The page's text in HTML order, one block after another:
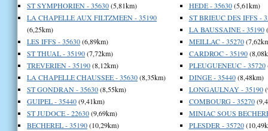
ST SYMPHORIEN - 35630(5,81km)
LA CHAPELLE AUX FILTZMEEN - 35190
(6,25km)
LES IFFS - 35630(6,89km)
ST THUAL - 35190(7,72km)
TREVERIEN - 35190(8,12km)
LA CHAPELLE CHAUSSEE - 35630(8,35km)
ST GONDRAN - 35630(8,55km)
GUIPEL - 35440(9,41km)
ST JUDOCE - 22630(9,69km)
BECHEREL - 35190(10,29km)
HEDE - 35630(5,61km)
ST BRIEUC DES IFFS -
LA BAUSSAINE - 35190
MEILLAC - 35270
CARDROC - 35190
PLEUGUENEUC - 35720
DINGE - 35440(8,48km)
LONGAULNAY - 35190
COMBOURG - 35270
MINIAC SOUS
PLESDER - 35720